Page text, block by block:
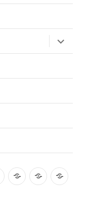
anzeigen
GebäckKuchenTorten